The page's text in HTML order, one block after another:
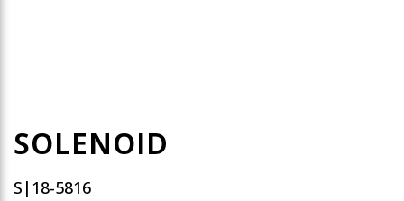
SOLENOID
S|18-5816